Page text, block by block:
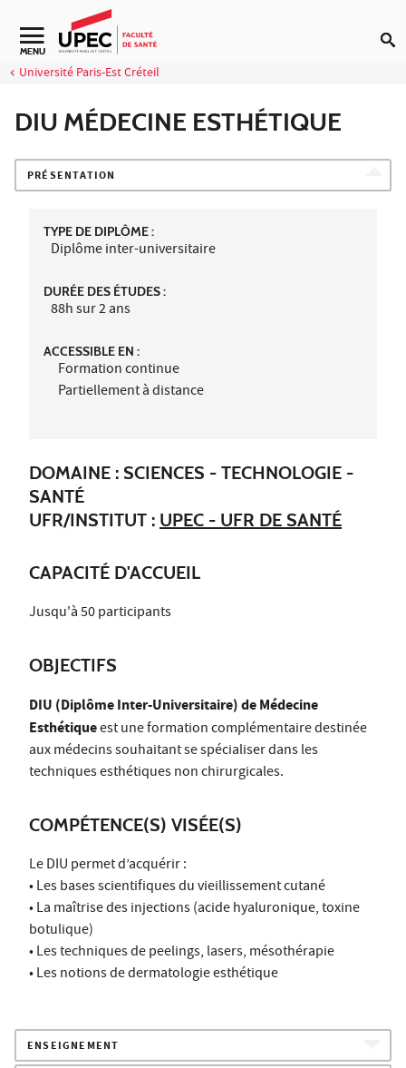
Aller au contenu
Navigation secondaire
MENU
Université Paris-Est Créteil
DIU MÉDECINE ESTHÉTIQUE
PRÉSENTATION
TYPE DE DIPLÔME :
Diplôme inter-universitaire
DURÉE DES ÉTUDES :
88h sur 2 ans
ACCESSIBLE EN :
Formation continue
Partiellement à distance
DOMAINE : SCIENCES - TECHNOLOGIE -
SANTÉ
UFR/INSTITUT : UPEC - UFR DE SANTÉ
CAPACITÉ D'ACCUEIL
Jusqu'à 50 participants
OBJECTIFS
DIU (Diplôme Inter-Universitaire) de Médecine
Esthétiqueest une formation complémentaire destinée
aux médecins souhaitant se spécialiser dans les
techniques esthétiques non chirurgicales.
COMPÉTENCE(S) VISÉE(S)
Le DIU permet d’acquérir :
• Les bases scientifiques du vieillissement cutané
• La maîtrise des injections (acide hyaluronique, toxine
botulique)
• Les techniques de peelings, lasers, mésothérapie
• Les notions de dermatologie esthétique
ENSEIGNEMENT